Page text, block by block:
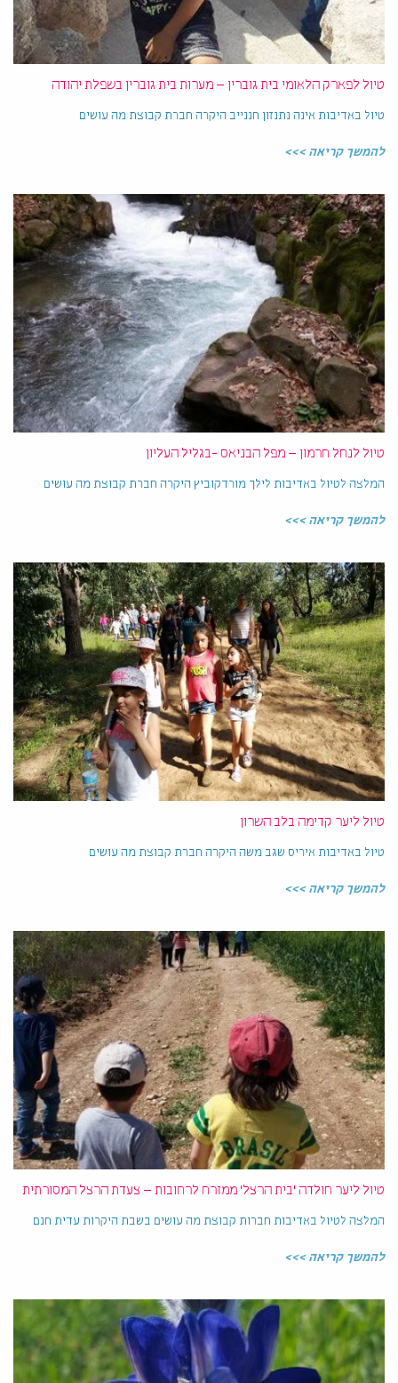
טיול לפארק הלאומי בית גוברין – מערות בית גוברין בשפלת יהודה
טיול באדיבות אינה נתנזון חננייב היקרה חברת קבוצת מה עושים
להמשך קריאה >>>
טיול לנחל חרמון – מפל הבניאס -בגליל העליון
המלצה לטיול באדיבות לילך מורדקוביץ היקרה חברת קבוצת מה עושים
להמשך קריאה >>>
טיול ליער קדימה בלב השרון
טיול באדיבות איריס שגב משה היקרה חברת קבוצת מה עושים
להמשך קריאה >>>
טיול ליער חולדה 'בית הרצל' ממזרח לרחובות – צעדת הרצל המסורתית
המלצה לטיול באדיבות חברות קבוצת מה עושים בשבת היקרות עדית חנם
להמשך קריאה >>>